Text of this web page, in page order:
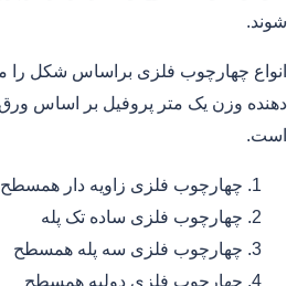
شوند.
است.
چهارچوب فلزی زاویه دار همسطح
چهارچوب فلزی ساده تک پله
چهارچوب فلزی سه پله همسطح
چهارچوب فلزی دولبه همسطح